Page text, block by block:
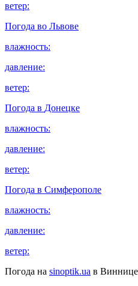
ветер:
Погода во Львове
влажность:
давление:
ветер:
Погода в Донецке
влажность:
давление:
ветер:
Погода в Симферополе
влажность:
давление:
ветер:
Погода на sinoptik.ua в Виннице